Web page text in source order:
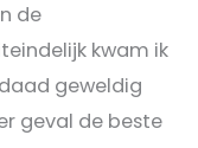
de
kwam ik
geweldig
geval de beste